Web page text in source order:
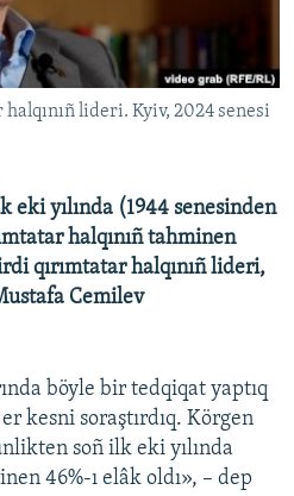
lideri. Kyiv, 2024 senesi
eki yılında (1944 senesinden
halqınıñ tahminen
qırımtatar halqınıñ lideri,
Cemilev
böyle bir tedqiqat yaptıq
kesni soraştırdıq. Körgen
soñ ilk eki yılında
46%-ı elâk oldı», – dep